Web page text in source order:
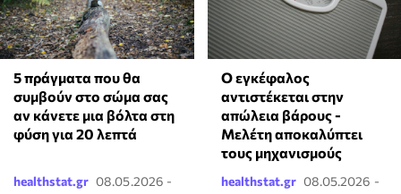
5 πράγματα που θα
συμβούν στο σώμα σας
αν κάνετε μια βόλτα στη
φύση για 20 λεπτά
healthstat.gr 08.05.2026 -
Ο εγκέφαλος
αντιστέκεται στην
απώλεια βάρους -
Μελέτη αποκαλύπτει
τους μηχανισμούς
healthstat.gr 08.05.2026 -